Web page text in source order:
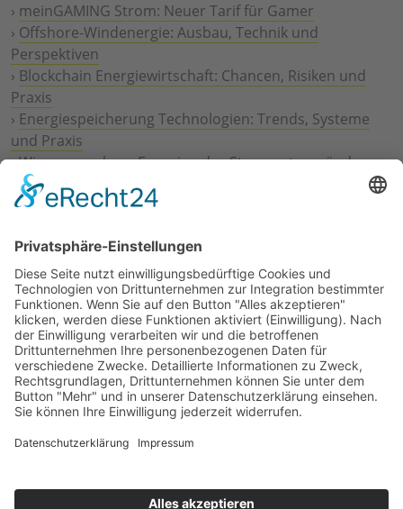
› meinGAMING Strom: Neuer Tarif für Gamer
› Offshore-Windenergie: Ausbau, Technik und
Perspektiven
› Blockchain Energiewirtschaft: Chancen, Risiken und
Praxis
› Energiespeicherung Technologien: Trends, Systeme
und Praxis
›Wie erneuerbare Energien das Stromnetz verändern
Digitalisierung Energiewirtschaft: Effizienz, Netze und
Prozesse
Geschäftsmodelle
›Vorstandswechsel Westenergie: Böddeling übernimmt
befristet
›Wasserstoff-Hochlauf: Dialog, Infrastruktur und
konkrete Schritte
›Solaranlage Regenbogenfarben: FC St. Pauli und
LichtBlick installieren erste weltweite Anlage
Jetzt an der STUDIE360 teilnehmen
Wir möchten Transparenz mit einheitlichen Kriterien
kostenlose Teilnahme wichtig. Die Ergebnisse werden